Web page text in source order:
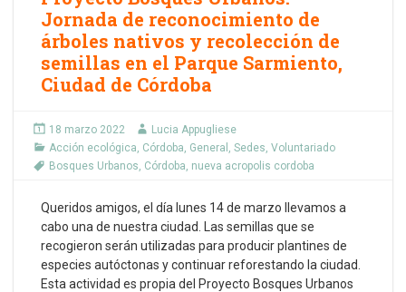
Jornada de reconocimiento de
árboles nativos y recolección de
semillas en el Parque Sarmiento,
Ciudad de Córdoba
18 marzo 2022
Lucia Appugliese
Acción ecológica, Córdoba, General , Sedes, Voluntariado
Bosques Urbanos, Córdoba, nueva acropolis cordoba
Queridos amigos, el día lunes 14 de marzo llevamos a
cabo una de nuestra ciudad. Las semillas que se
recogieron serán utilizadas para producir plantines de
especies autóctonas y continuar reforestando la ciudad.
Esta actividad es propia del Proyecto Bosques Urbanos